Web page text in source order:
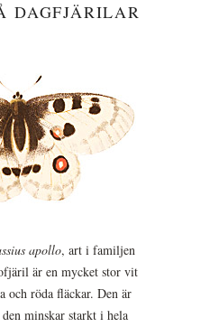
DAGFJÄRILAR
apollo, art i familjen
är en mycket stor vit
och röda fläckar. Den är
minskar starkt i hela